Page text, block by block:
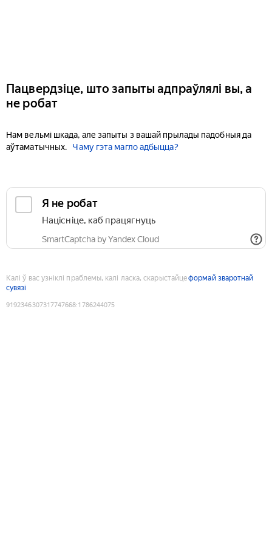
Пацвердзіце, што запыты адпраўлялі вы, а
не робат
Нам вельмі шкада, але запыты з вашай прылады падобныя да
аўтаматычных.
Чаму гэта магло адбыцца?
Я не робат
Націсніце, каб працягнуць
SmartCaptcha by Yandex Cloud
Калі ў вас узніклі праблемы, калі ласка, скарыстайцеформай зваротнай
сувязі
9192346307317747668:1786244075